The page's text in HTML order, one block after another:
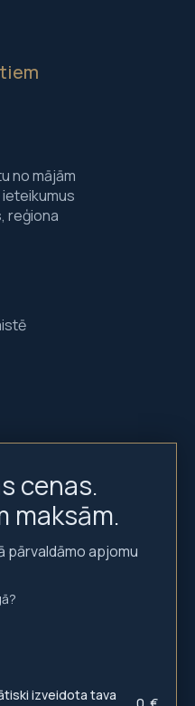
no mājām
reģiona
cenas.
maksām.
pārvaldāmo apjomu
izveidota tava